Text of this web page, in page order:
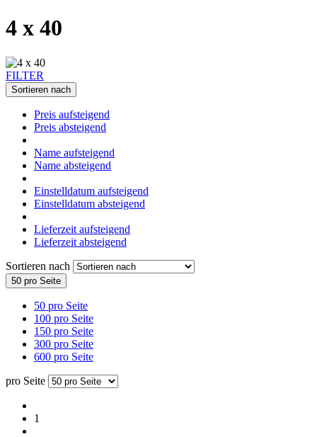
4 x 40
FILTER
Sortieren nach
Preis aufsteigend
Preis absteigend
Name aufsteigend
Name absteigend
Einstelldatum aufsteigend
Einstelldatum absteigend
Lieferzeit aufsteigend
Lieferzeit absteigend
Sortieren nach
50 pro Seite
50 pro Seite
100 pro Seite
150 pro Seite
300 pro Seite
600 pro Seite
pro Seite
1